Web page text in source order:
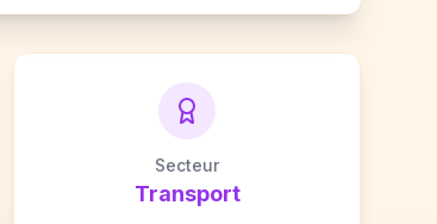
Secteur
Transport